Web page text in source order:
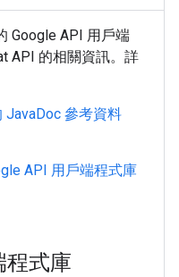
Google API 用戶端
API 的相關資訊。詳
JavaDoc 參考資料
API 用戶端程式庫
程式庫